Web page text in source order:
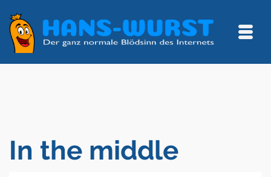
In the middle